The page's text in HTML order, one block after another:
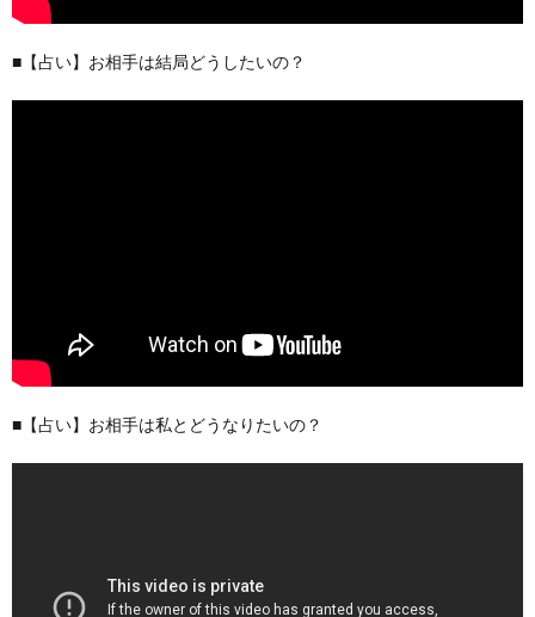
■【占い】お相手は結局どうしたいの？
■【占い】お相手は私とどうなりたいの？